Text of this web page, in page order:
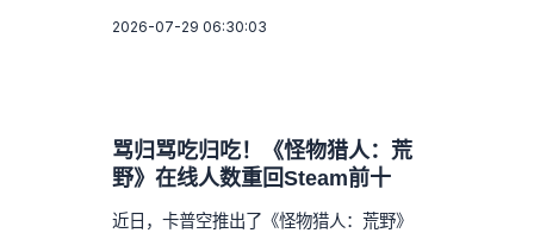
2026-07-29 06:30:03
骂归骂吃归吃！《怪物猎人：荒
野》在线人数重回Steam前十
近日，卡普空推出了《怪物猎人：荒野》